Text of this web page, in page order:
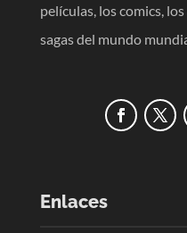
películas, los comics,
sagas del mundo
Enlaces